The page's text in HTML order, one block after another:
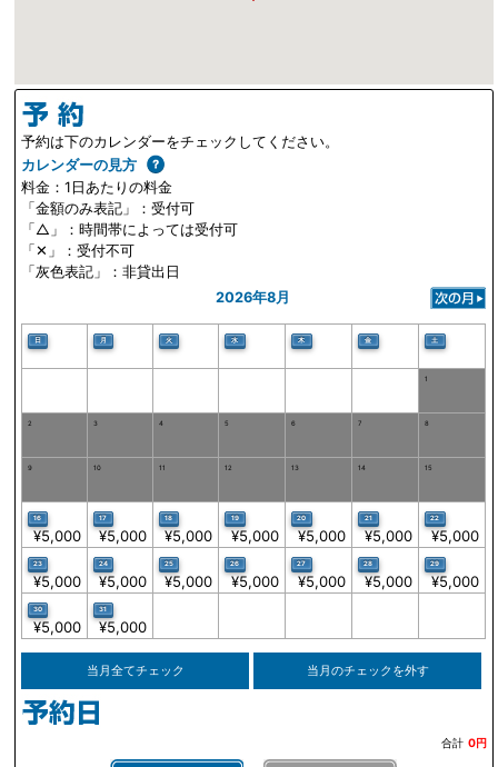
予約は下のカレンダーをチェックしてください。
カレンダーの見方
料金：1日あたりの料金
「金額のみ表記」：受付可
「△」：時間帯によっては受付可
「✕」：受付不可
「灰色表記」：非貸出日
2026年8月
日 月 火 水 木 金 土
1
2 3 4 5 6 7 8
9 10 11 12 13 14 15
16
¥5,000
17
¥5,000
18
¥5,000
19
¥5,000
20
¥5,000
21
¥5,000
22
¥5,000
23
¥5,000
24
¥5,000
25
¥5,000
26
¥5,000
27
¥5,000
28
¥5,000
29
¥5,000
30
¥5,000
31
¥5,000
当月全てチェック 当月のチェックを外す
合計 0円